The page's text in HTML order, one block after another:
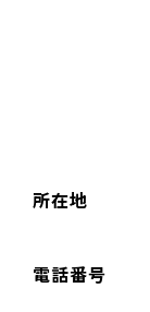
所在地
電話番号